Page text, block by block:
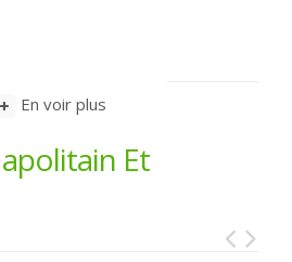
En voir plus
Et